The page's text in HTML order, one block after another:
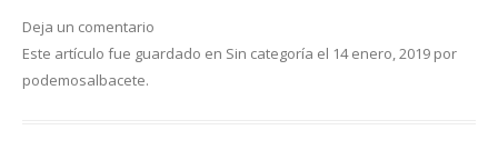
Deja un comentario
Este artículo fue guardado en Sin categoría el 14 enero, 2019 por
podemosalbacete.